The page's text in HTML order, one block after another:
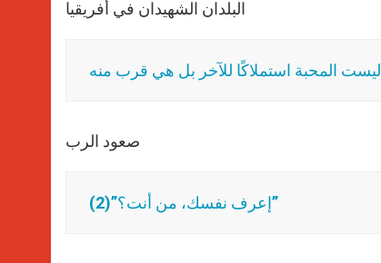
البلدان الشهيدان في أفريقيا
ليست المحبة استملاكًا للآخر بل هي قرب منه
صعود الرب
(2)”إعرف نفسك، من أنت؟”